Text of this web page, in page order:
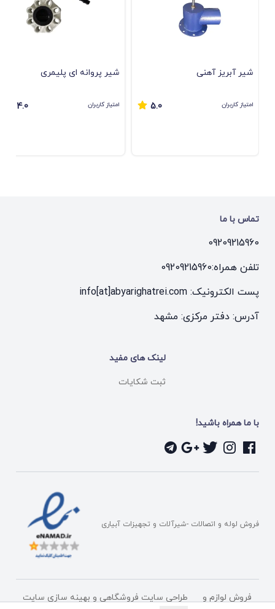
شیر آبریز آهنی
امتیاز کاربران 5.0
ﺷﯿﺮ ﭘﺮواﻧﻪ ای ﭘﻠﯿﻤﺮی
امتیاز کاربران 4.0
تماس با ما
09209215960
تلفن همراه:09209215960
پست الکترونیک: info[at]abyarighatrei.com
آدرس: دفتر مرکزی: مشهد
لینک های مفید
ثبت شکایات
با ما همراه باشید!
فروش لوله و اتصالات -شیرآلات و تجهیزات آبیاری
فروش لوازم و طراحی سایت فروشگاهی و بهینه سازی سایت